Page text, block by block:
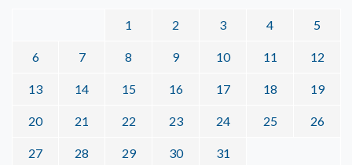
1 2 3 4 5
6 7 8 9 10 11 12
13 14 15 16 17 18 19
20 21 22 23 24 25 26
27 28 29 30 31